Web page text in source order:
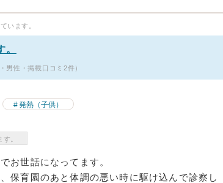
います。
男性・掲載口コミ2件）
発熱（子供）
。
お世話になってます。
保育園のあと体調の悪い時に駆け込んで診察し